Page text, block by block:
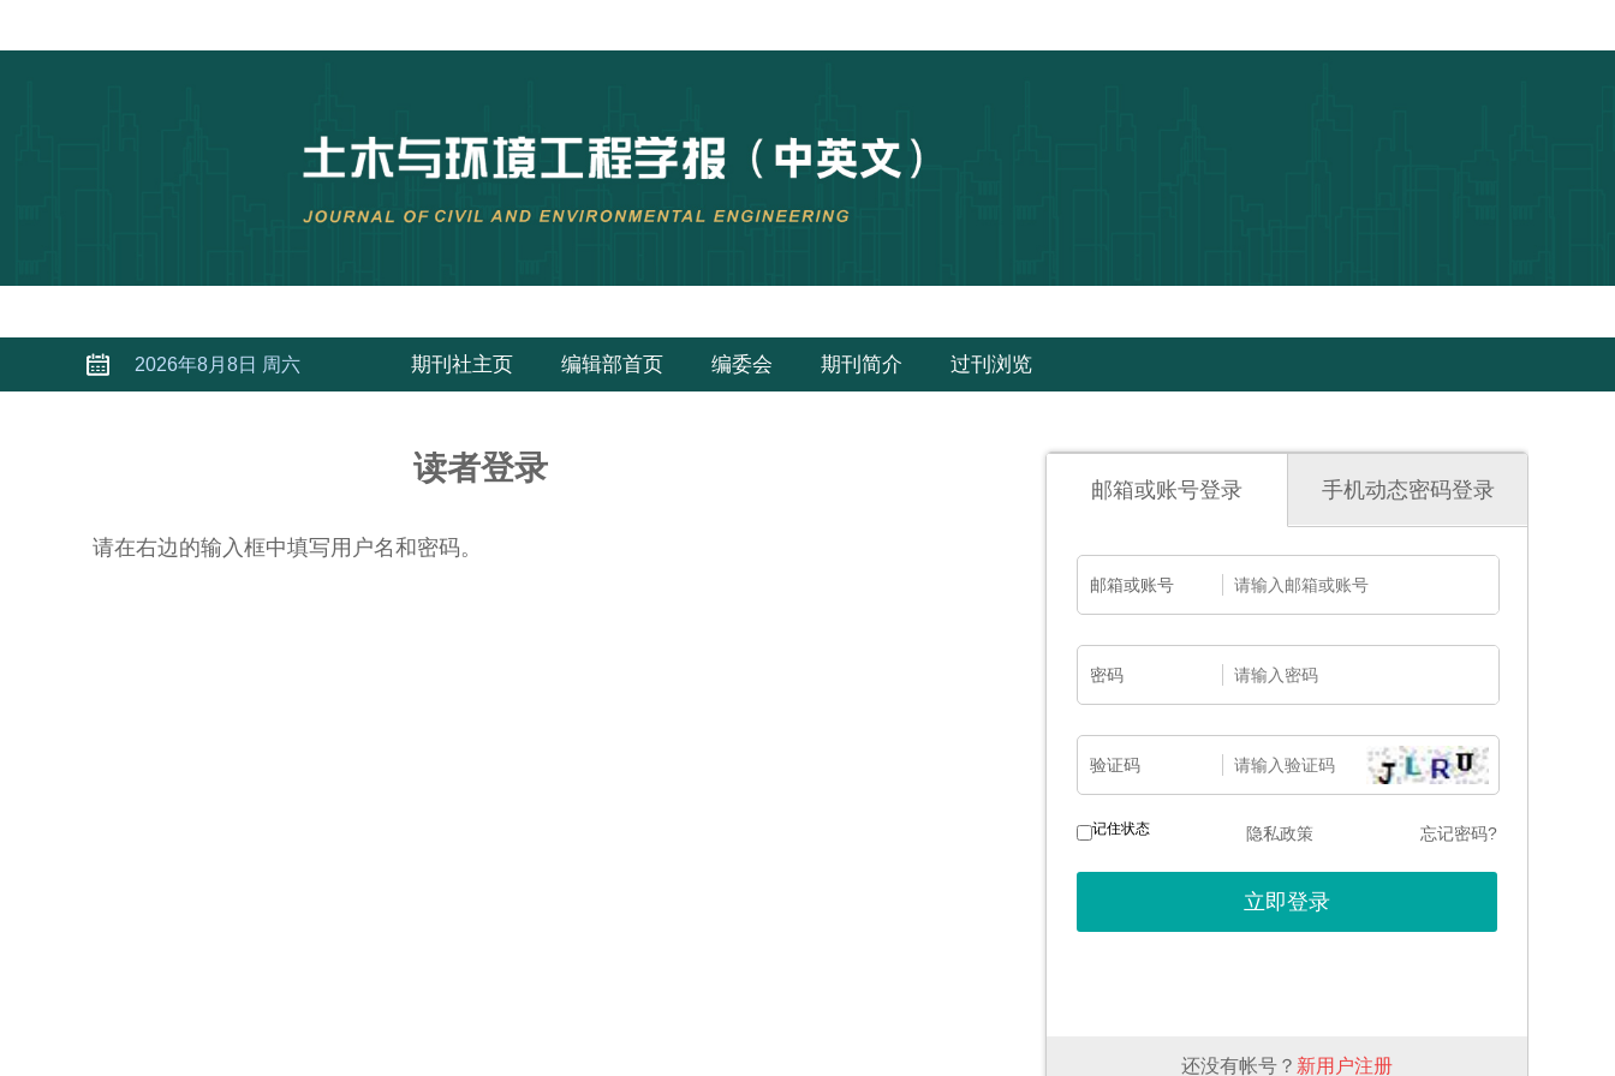
2026年8月8日 周六 期刊社主页 编辑部首页 编委会 期刊简介 过刊浏览
读者登录
请在右边的输入框中填写用户名和密码。
邮箱或账号登录 手机动态密码登录
邮箱或账号
密码
验证码
记住状态 隐私政策 忘记密码?
还没有帐号？ 新用户注册